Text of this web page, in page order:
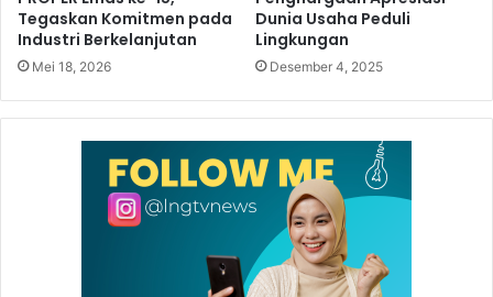
Tegaskan Komitmen pada
Industri Berkelanjutan
Mei 18, 2026
Dunia Usaha Peduli
Lingkungan
Desember 4, 2025